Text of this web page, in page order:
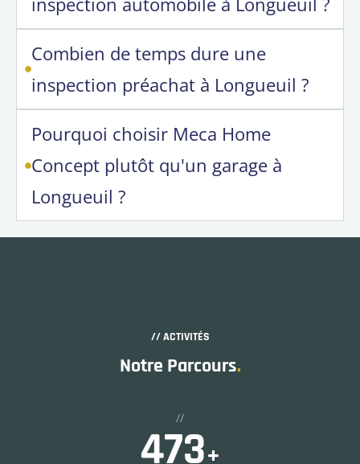
Combien de temps dure une
inspection préachat à Longueuil ?
Pourquoi choisir Meca Home
Concept plutôt qu'un garage à
Longueuil ?
// ACTIVITÉS
Notre Parcours.
//
656+